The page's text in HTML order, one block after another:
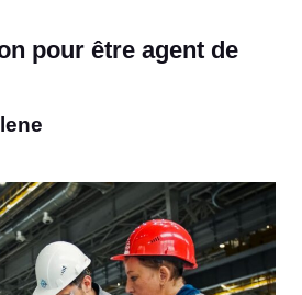
pour être agent de